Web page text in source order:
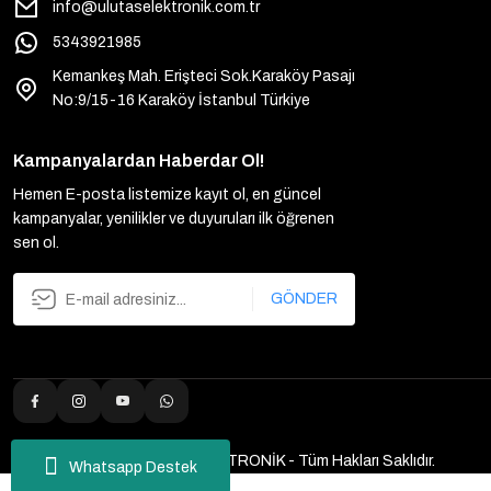
Whatsapp Destek
info@ulutaselektronik.com.tr
5343921985
Kemankeş Mah. Erişteci Sok.Karaköy Pasajı
No:9/15-16 Karaköy İstanbul Türkiye
Kampanyalardan Haberdar Ol!
Hemen E-posta listemize kayıt ol, en güncel
kampanyalar, yenilikler ve duyuruları ilk öğrenen
sen ol.
GÖNDER
2025 Copyright ULUTAŞ ELEKTRONİK - Tüm Hakları Saklıdır.